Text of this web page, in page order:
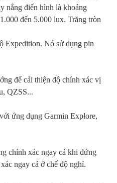
nắng điển hình là khoảng
đến 5.000 lux. Trăng tròn
Expedition. Nó sử dụng pin
để cải thiện độ chính xác vị
QZSS...
ứng dụng Garmin Explore,
chính xác ngay cả khi đứng
ngay cả ở chế độ nghỉ.